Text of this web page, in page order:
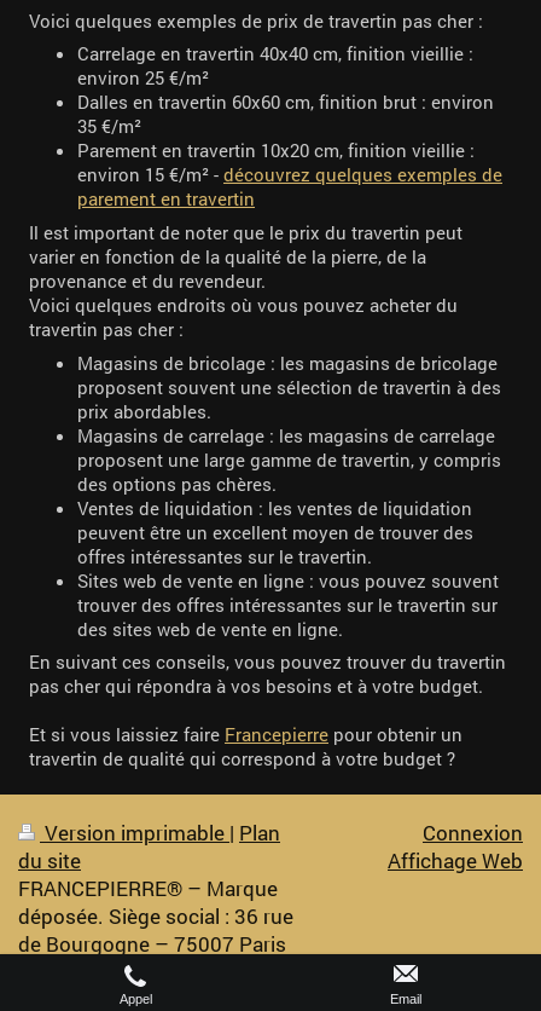
Voici quelques exemples de prix de travertin pas cher :
Carrelage en travertin 40x40 cm, finition vieillie :
environ 25 €/m²
Dalles en travertin 60x60 cm, finition brut : environ
35 €/m²
Parement en travertin 10x20 cm, finition vieillie :
environ 15 €/m² - découvrez quelques exemples de
parement en travertin
Il est important de noter que le prix du travertin peut
varier en fonction de la qualité de la pierre, de la
provenance et du revendeur.
Voici quelques endroits où vous pouvez acheter du
travertin pas cher :
Magasins de bricolage : les magasins de bricolage
proposent souvent une sélection de travertin à des
prix abordables.
Magasins de carrelage : les magasins de carrelage
proposent une large gamme de travertin, y compris
des options pas chères.
Ventes de liquidation : les ventes de liquidation
peuvent être un excellent moyen de trouver des
offres intéressantes sur le travertin.
Sites web de vente en ligne : vous pouvez souvent
trouver des offres intéressantes sur le travertin sur
des sites web de vente en ligne.
En suivant ces conseils, vous pouvez trouver du travertin
pas cher qui répondra à vos besoins et à votre budget.
Et si vous laissiez faire Francepierre pour obtenir un
travertin de qualité qui correspond à votre budget ?
Version imprimable | Plan
du site
FRANCEPIERRE® – Marque
déposée. Siège social : 36 rue
de Bourgogne – 75007 Paris
Connexion
Affichage Web
Appel Email